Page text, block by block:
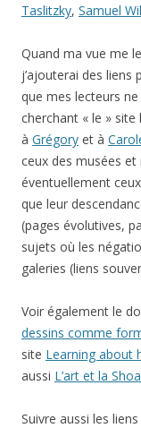
Taslitzky, Samuel
Quand ma vue me
j’ajouterai des liens
que mes lecteurs ne
cherchant « le » site
à Grégory et à
ceux des musées
éventuellement
que leur
(pages évolutives,
sujets où les
galeries (liens
Voir également le
dessins comme
site Learning about
aussi L’art et la
Suivre aussi les